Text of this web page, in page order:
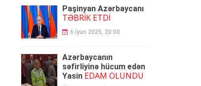
Paşinyan Azərbaycanı
TƏBRİK ETDİ
6 İyun 2025, 20:00
Azərbaycanın
səfirliyinə hücum edən
Yasin EDAM OLUNDU